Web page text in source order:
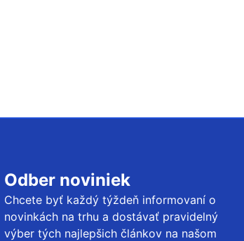
Odber noviniek
Chcete byť každý týždeň informovaní o
novinkách na trhu a dostávať pravidelný
výber tých najlepšich článkov na našom